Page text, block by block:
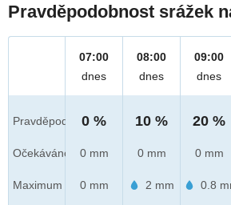
Pravděpodobnost srážek
Pravděpod.
Očekáváno
Maximum
07:00
dnes
0 %
0 mm
0 mm
08:00
dnes
10 %
0 mm
2 mm
09:00
dnes
20 %
0 mm
0.8